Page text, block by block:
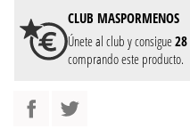
CLUB MASPORMENOS
Únete al club y consigue28
comprando este producto.